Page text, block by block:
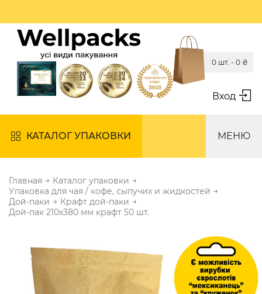
Вход
0 шт. - 0 ₴
КАТАЛОГ УПАКОВКИ МЕНЮ
Главная → Каталог упаковки →
Упаковка для чая / кофе, сыпучих и жидкостей →
Дой-паки → Крафт дой-паки →
Дой-пак 210х380 мм крафт 50 шт.